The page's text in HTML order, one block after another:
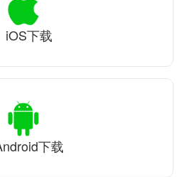
iOS下载
下载